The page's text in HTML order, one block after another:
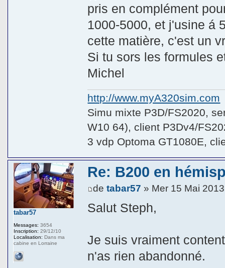
pris en complément
1000-5000, et j'usine á
cette matière, c'est un
Si tu sors les formules
Michel
http://www.myA320sim.com
Simu mixte P3D/FS2020,
W10 64), client P3Dv4/
3 vdp Optoma GT1080E,
Re: B200 en
detabar57 » Mer 15 Mai
Salut Steph,
Je suis vraiment
n'as rien abandonné.
tabar57
Messages: 3654
Inscription: 29/12/10
Localisation: Dans ma
cabine en Lorraine